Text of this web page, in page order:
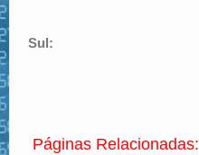
Sul:
Páginas Relacionadas: